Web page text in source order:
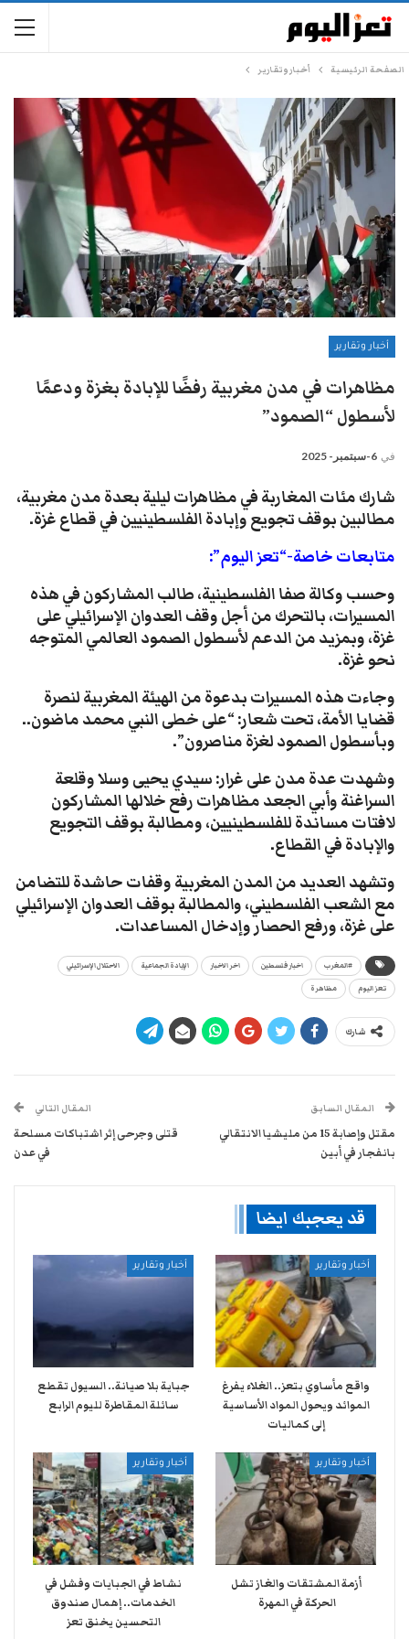
الصفحة الرئيسية أخبار وتقارير
أخبار وتقارير
مظاهرات في مدن مغربية رفضًا للإبادة بغزة ودعمًا
لأسطول “الصمود”
في 6-سبتمبر- 2025
شارك مئات المغاربة في مظاهرات ليلية بعدة مدن مغربية،
مطالبين بوقف تجويع وإبادة الفلسطينيين في قطاع غزة.
متابعات خاصة-“تعز اليوم”:
وحسب وكالة صفا الفلسطينية، طالب المشاركون في هذه
المسيرات، بالتحرك من أجل وقف العدوان الإسرائيلي على
غزة، وبمزيد من الدعم لأسطول الصمود العالمي المتوجه
نحو غزة.
وجاءت هذه المسيرات بدعوة من الهيئة المغربية لنصرة
قضايا الأمة، تحت شعار: “على خطى النبي محمد ماضون..
وبأسطول الصمود لغزة مناصرون”.
وشهدت عدة مدن على غرار: سيدي يحيى وسلا وقلعة
السراغنة وأبي الجعد مظاهرات رفع خلالها المشاركون
لافتات مساندة للفلسطينيين، ومطالبة بوقف التجويع
والإبادة في القطاع.
وتشهد العديد من المدن المغربية وقفات حاشدة للتضامن
مع الشعب الفلسطيني، والمطالبة بوقف العدوان الإسرائيلي
على غزة، ورفع الحصار وإدخال المساعدات.
#المغرب اخبار فلسطين اخر الاخبار الإبادة الجماعية الاحتلال الإسرائيلي
تعز اليوم مظاهرة
شارك
المقال السابق
مقتل وإصابة 15 من مليشيا الانتقالي
بانفجار في أبين
المقال التالي
قتلى وجرحى إثر اشتباكات مسلحة
في عدن
قد يعجبك ايضا
أخبار وتقارير
واقع مأساوي بتعز.. الغلاء يفرغ
الموائد ويحول المواد الأساسية
إلى كماليات
أخبار وتقارير
جباية بلا صيانة.. السيول تقطع
سائلة المقاطرة لليوم الرابع
أخبار وتقارير
أزمة المشتقات والغاز تشل
الحركة في المهرة ​
أخبار وتقارير
نشاط في الجبايات وفشل في
الخدمات.. إهمال صندوق
التحسين يخنق تعز